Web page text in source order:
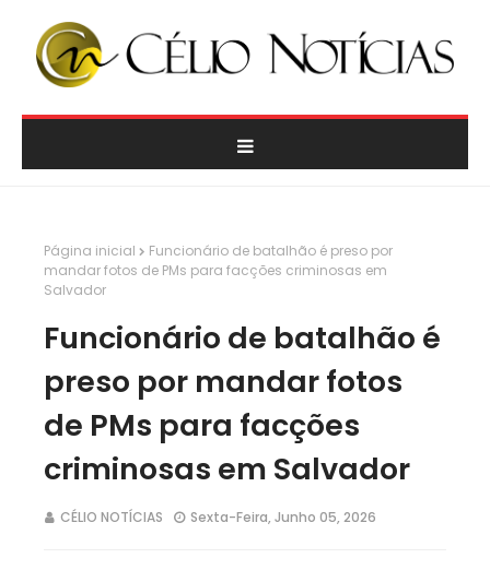
Página inicial
Funcionário de batalhão é preso por
mandar fotos de PMs para facções criminosas em
Salvador
Funcionário de batalhão é
preso por mandar fotos
de PMs para facções
criminosas em Salvador
CÉLIO NOTÍCIAS Sexta-Feira, Junho 05, 2026